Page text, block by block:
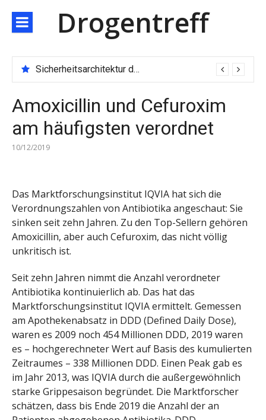
zum
Inhalt
Drogentreff
Sicherheitsarchitektur der nächsten Generation: JARXE kombiniert Multi-Wallet und MPC als Schutzschild für digitales Vertrauen
Amoxicillin und Cefuroxim
am häufigsten verordnet
10/12/2019
Das Marktforschungsinstitut IQVIA hat sich die
Verordnungszahlen von Antibiotika angeschaut: Sie
sinken seit zehn Jahren. Zu den Top-Sellern gehören
Amoxicillin, aber auch Cefuroxim, das nicht völlig
unkritisch ist.
Seit zehn Jahren nimmt die Anzahl verordneter
Antibiotika kontinuierlich ab. Das hat das
Marktforschungsinstitut IQVIA ermittelt. Gemessen
am Apothekenabsatz in DDD (Defined Daily Dose),
waren es 2009 noch 454 Millionen DDD, 2019 waren
es – hochgerechneter Wert auf Basis des kumulierten
Zeitraumes – 338 Millionen DDD. Einen Peak gab es
im Jahr 2013, was IQVIA durch die außergewöhnlich
starke Grippesaison begründet. Die Marktforscher
schätzen, dass bis Ende 2019 die Anzahl der an